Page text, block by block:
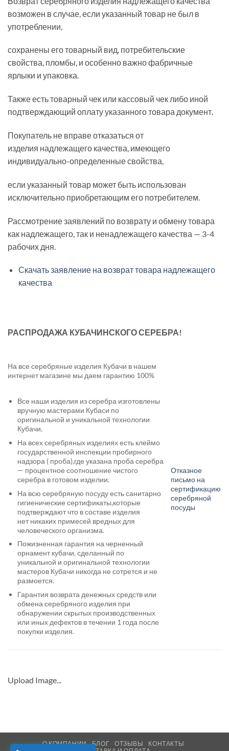
возможен в случае, если указанный товар не был в
употреблении,
сохранены его товарный вид, потребительские
свойства, пломбы, и особенно важно фабричные
ярлыки и упаковка.
Также есть товарный чек или кассовый чек либо иной
подтверждающий оплату указанного товара документ.
Покупатель не вправе отказаться от
изделия надлежащего качества, имеющего
индивидуально-определенные свойства,
если указанный товар может быть использован
исключительно приобретающим его потребителем.
Рассмотрение заявлений по возврату и обмену товара
как надлежащего, так и ненадлежащего качества — 3-4
рабочих дня.
Скачать заявление на возврат товара надлежащего
качества
РАСПРОДАЖА КУБАЧИНСКОГО СЕРЕБРА!
На все серебряные изделия Кубачи в нашем
интернет магазине мы даем гарантию 100%
Все наши изделия из серебра изготовлены
вручную мастерами Кубаси по
оригинальной и уникальной технологии
Кубачи.
На всех серебряных изделиях есть клеймо
государственной инспекции пробирного
надзора ( проба),где указана проба серебра
— процентное соотношение чистого
серебра в готовом изделии.
На всю серебряную посуду есть санитарно
гигиенические сертификаты,которые
подтверждают что в составе изделия
нет никаких примесей вредных для
человеческого организма.
Пожизненная гарантия на черненный
орнамент кубачи, сделанный по
уникальной и оригинальной технологии
мастеров Кубачи никогда не сотрется и не
размоется.
Гарантия возврата денежных средств или
обмена серебряного изделия при
обнаружении скрытых производственных
или иных дефектов в течении 1 года после
покупки изделия.
Отказное
письмо на
сертификацию
серебряной
посуды
Upload Image...
О КОМПАНИИ БЛОГ ОТЗЫВЫ
КОНТАКТЫ